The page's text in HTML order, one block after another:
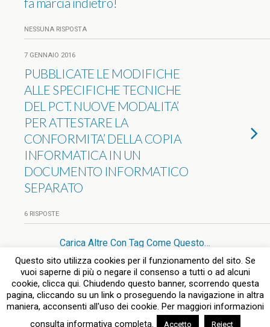
NESSUNA RISPOSTA
7 GENNAIO 2016
PUBBLICATE LE MODIFICHE
ALLE SPECIFICHE TECNICHE
DEL PCT. NUOVE MODALITA’
PER ATTESTARE LA
CONFORMITA’ DELLA COPIA
INFORMATICA IN UN
DOCUMENTO INFORMATICO
SEPARATO
6 RISPOSTE
Carica Altre Con Tag Come Questo…
Torna su
Questo sito utilizza cookies per il funzionamento del sito. Se
vuoi saperne di più o negare il consenso a tutti o ad alcuni
cookie, clicca qui. Chiudendo questo banner, scorrendo questa
pagina, cliccando su un link o proseguendo la navigazione in altra
maniera, acconsenti all'uso dei cookie. Per maggiori informazioni
consulta informativa completa.
Accetto Reject